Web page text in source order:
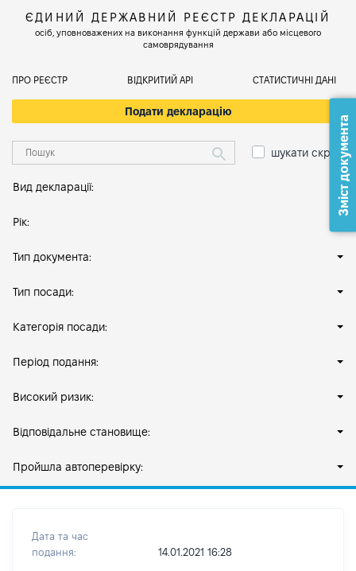
ЄДИНИЙ ДЕРЖАВНИЙ РЕЄСТР ДЕКЛАРАЦІЙ
осіб, уповноважених на виконання функцій держави або місцевого
самоврядування
ПРО РЕЄСТР ВІДКРИТИЙ АРІ СТАТИСТИЧНІ ДАНІ
Подати декларацію
шукати скрізь
Вид декларації:
Рік:
Тип документа:
Тип посади:
Категорія посади:
Період подання:
Високий ризик:
Відповідальне становище:
Пройшла автоперевірку:
Дата та час
подання:
14.01.2021 16:28
Зміст документа